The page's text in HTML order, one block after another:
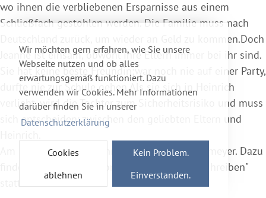
Wir möchten gern erfahren, wie Sie unsere
Webseite nutzen und ob alles
erwartungsgemäß funktioniert. Dazu
verwenden wir Cookies. Mehr Informationen
darüber finden Sie in unserer
Datenschutzerklärung
Cookies
ablehnen
Kein Problem.
Einverstanden.
wo ihnen die verbliebenen Ersparnisse aus einem
Schließfach gestohlen werden. Die Familie muss nach
Deutschland zurück, um wieder an Geld zu kommen.Doch
Jeanne ist einsam, obwohl ihre Eltern immer bei ihr sind.
Sie hat keine beste Freundin;war noch nie auf einer Party,
durfte nie zur Schule gehen.Als sie sich in Heinrich
verliebt, wird die Tochter zum Sicherheitsrisiko und muss
sich entscheiden: zwischen den geliebten Eltern und
Am 15.03.02 mit Einführung durch Jan Distelmeyer. Dazu
findet am 16.03. der Workshop "Über Filme schreiben"
statt.